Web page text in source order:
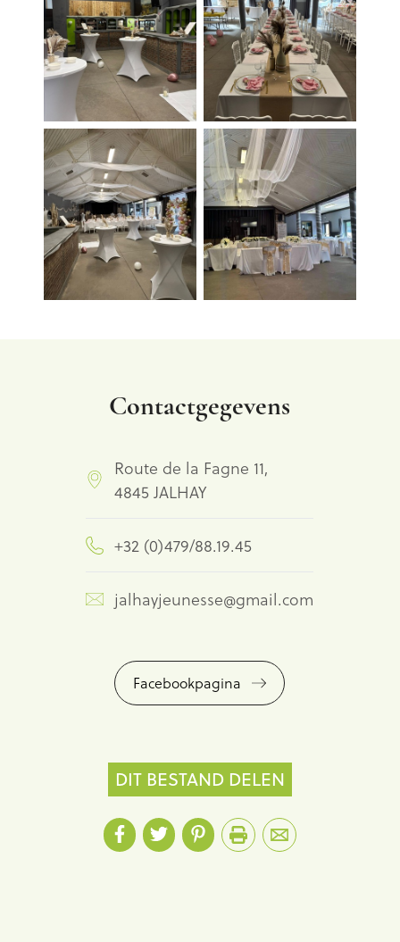
Contactgegevens
Route de la Fagne 11,
4845 JALHAY
+32 (0)479/88.19.45
jalhayjeunesse@gmail.com
Facebookpagina
DIT BESTAND DELEN